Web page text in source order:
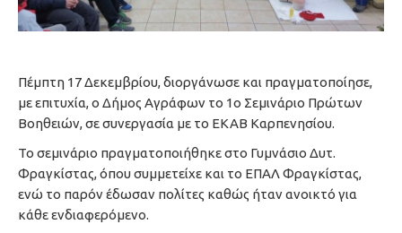
Πέμπτη 17 Δεκεμβρίου, διοργάνωσε και πραγματοποίησε,
με επιτυχία, ο Δήμος Αγράφων το 1ο Σεμινάριο Πρώτων
Βοηθειών, σε συνεργασία με το ΕΚΑΒ Καρπενησίου.
Το σεμινάριο πραγματοποιήθηκε στο Γυμνάσιο Δυτ.
Φραγκίστας, όπου συμμετείχε και το ΕΠΑΛ Φραγκίστας,
ενώ το παρόν έδωσαν πολίτες καθώς ήταν ανοικτό για
κάθε ενδιαφερόμενο.